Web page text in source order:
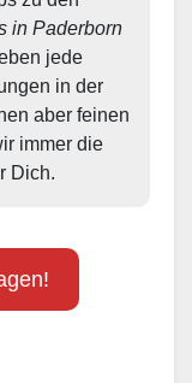
in Paderborn
jede
in der
aber feinen
immer die
Dich.